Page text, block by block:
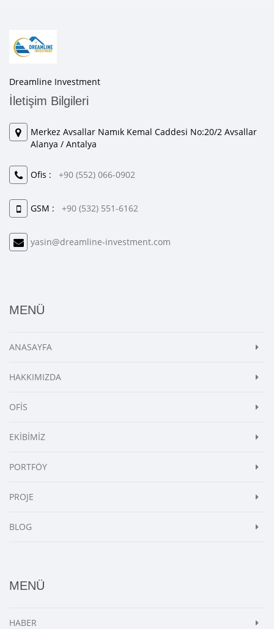
Dreamline Investment
İletişim Bilgileri
Merkez Avsallar Namık Kemal Caddesi No:20/2 Avsallar
Alanya / Antalya
Ofis : +90 (552) 066-0902
GSM : +90 (532) 551-6162
yasin@dreamline-investment.com
MENÜ
ANASAYFA
HAKKIMIZDA
OFİS
EKİBİMİZ
PORTFÖY
PROJE
BLOG
MENÜ
HABER